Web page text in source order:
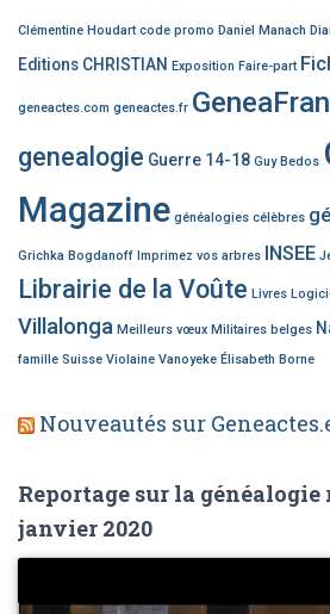
Clémentine Houdart code promo Daniel Manach
Editions CHRISTIAN Exposition Faire-part
geneactes.com geneactes.fr
genealogie Guerre 14-18 Guy Bedos
Magazine généalogies célèbres
Grichka Bogdanoff Imprimez vos arbres INSEE
Librairie de la Voûte Livres
Villalonga Meilleurs vœux Militaires belges
famille Suisse Violaine Vanoyeke Élisabeth Borne
Nouveautés sur
Reportage sur la généalogie
janvier 2020